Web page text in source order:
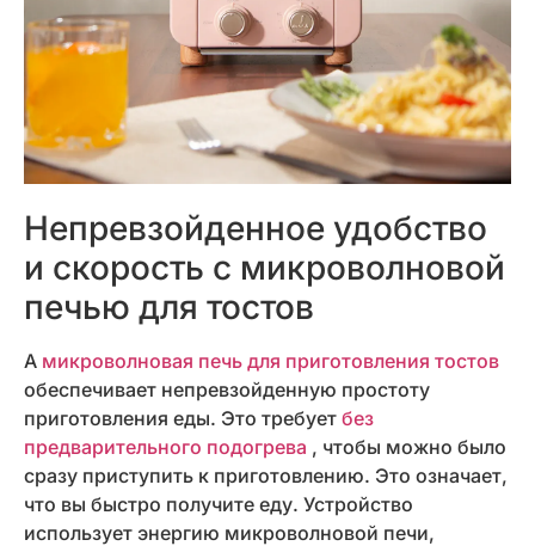
Непревзойденное удобство
и скорость с микроволновой
печью для тостов
A микроволновая печь для приготовления тостов
обеспечивает непревзойденную простоту
приготовления еды. Это требует без
предварительного подогрева , чтобы можно было
сразу приступить к приготовлению. Это означает,
что вы быстро получите еду. Устройство
использует энергию микроволновой печи,